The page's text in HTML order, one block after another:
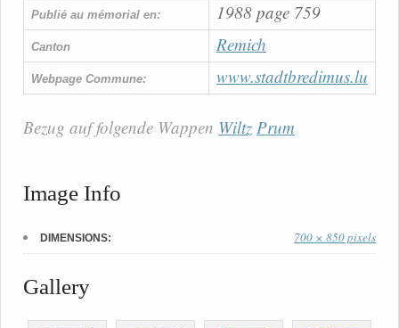
Publié au mémorial en: 1988 page 759
Canton Remich
Webpage Commune: www.stadtbredimus.lu
Bezug auf folgende Wappen Wiltz Prum
Image Info
DIMENSIONS: 700 × 850 pixels
Gallery